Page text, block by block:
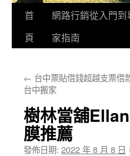
跳
要
容
首
頁
網路行銷從入門到
家指南
← 台中票貼借錢超越支票借
台中搬家
樹林當舖
膜推薦
發佈日期: 2022 年 8 月 8 日